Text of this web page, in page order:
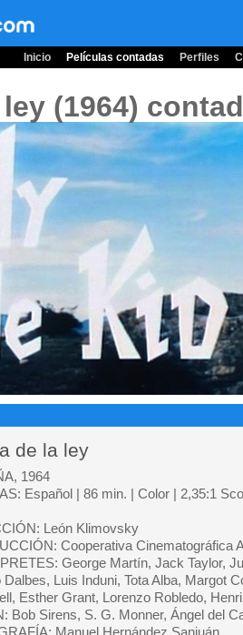
Inicio Películas contadas Perfiles
(1964)
de la ley
1964
Español | 86 min. | Color | 2,35:1
León Klimovsky
Cooperativa Cinematográfica
George Martín, Jack Taylor,
Dalbes, Luis Induni, Tota Alba, Margot
Esther Grant, Lorenzo Robledo,
Bob Sirens, S. G. Monner, Ángel del